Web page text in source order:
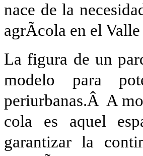
nace de la
agrÃ­cola en el
La figura de un
modelo para
periurbanas.Â A
cola es aquel
garantizar la